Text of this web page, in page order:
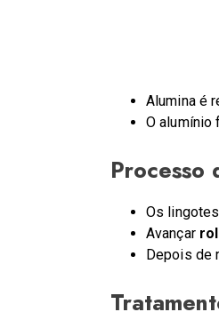
Alumina é
O alumínio
Processo
Os
Avançar
Depois de